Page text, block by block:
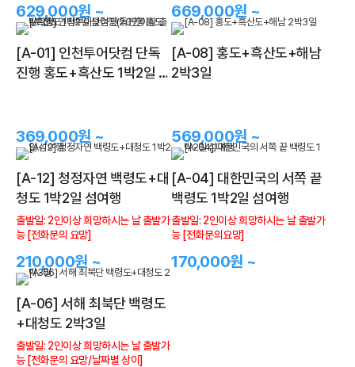
629,000원 ~ 669,000원 ~
[A-01] 인천투어닷컴 단독
진행 홍도+흑산도 1박2일 섬
369,000원 ~
[A-08] 홍도+흑산도+해남
2박3일
569,000원 ~
[A-12] 청정자연 백령도+대
청도 1박2일 섬여행
출발일: 2인이상 희망하시는 날 출발가
능 [전화문의 요망]
210,000원 ~
[A-04] 대한민국의 서쪽 끝
백령도 1박2일 섬여행
출발일: 2인이상 희망하시는 날 출발가
능 [전화문의요망]
170,000원 ~
[A-06] 서해 최북단 백령도
+대청도 2박3일
출발일: 2인이상 희망하시는 날 출발가
능 [전화문의 요망/날짜별 상이]